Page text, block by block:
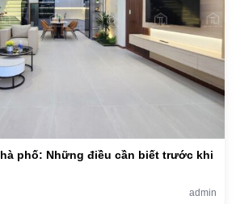
phố: Những điều cần biết trước khi
admin